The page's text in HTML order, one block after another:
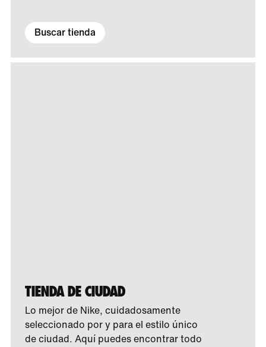
Buscar tienda
TIENDA DE CIUDAD
Lo mejor de Nike, cuidadosamente
seleccionado por y para el estilo único
de ciudad. Aquí puedes encontrar todo